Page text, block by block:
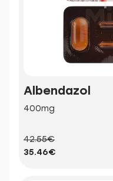
Albendazol
400mg
42.55€
35.46€